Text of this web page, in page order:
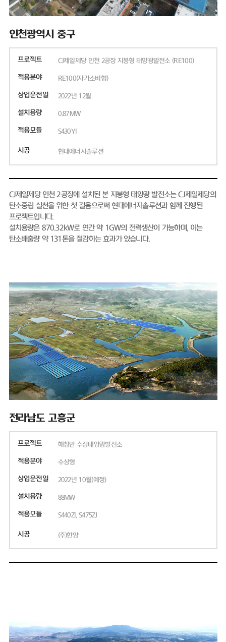
인천광역시 중구
프로젝트 CJ제일제당 인천 2공장 지붕형 태양광발전소 (RE100)
적용분야 RE100(자가소비형)
상업운전일 2022년 12월
설치용량 0.87MW
적용모듈 S430YI
시공 현대에너지솔루션
CJ제일제당 인천 2공장에 설치된 본 지붕형 태양광 발전소는 CJ제일제당의
탄소중립 실천을 위한 첫 걸음으로써 현대에너지솔루션과 함께 진행된
프로젝트입니다.
설치용량은 870.32kW로 연간 약 1GW의 전력생산이 가능하며, 이는
탄소배출량 약 131톤을 절감하는 효과가 있습니다.
전라남도 고흥군
프로젝트 해창만 수상태양광발전소
적용분야 수상형
상업운전일 2022년 10월(예정)
설치용량 88MW
적용모듈 S440ZI, S475ZJ
시공 (주)한양